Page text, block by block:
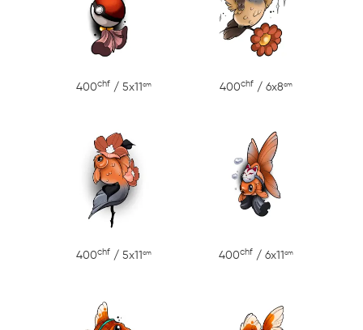
400chf / 5x11 cm 400chf / 6x8cm
400chf / 5x11 cm 400chf / 6x11 cm